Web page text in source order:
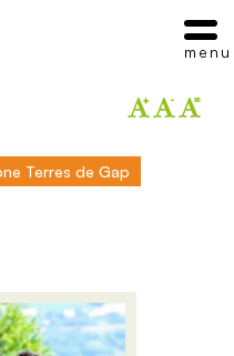
Terres de Gap
menu